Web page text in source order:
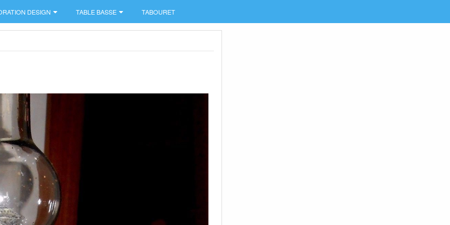
DESIGN TABLE BASSE TABOURET